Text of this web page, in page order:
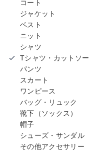
コート
ジャケット
ベスト
ニット
シャツ
Tシャツ・カットソー
パンツ
スカート
ワンピース
バッグ・リュック
靴下（ソックス）
帽子
シューズ・サンダル
その他アクセサリー